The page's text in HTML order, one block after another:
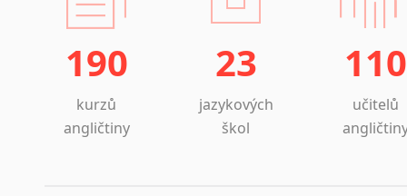
190
kurzů
angličtiny
23
jazykových
škol
110
učitelů